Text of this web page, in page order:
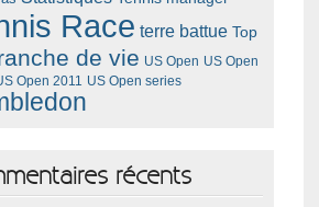
Race terre battue Top
de vie US Open US Open
Open 2011 US Open series
récents